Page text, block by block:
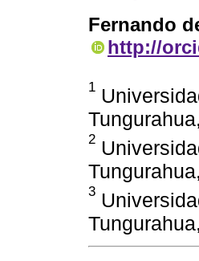
Fernando
http://
1
2
3